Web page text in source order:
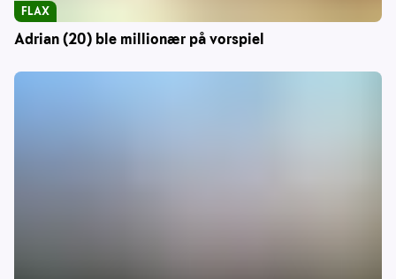
Adrian (20) ble millionær på vorspiel
FLAX